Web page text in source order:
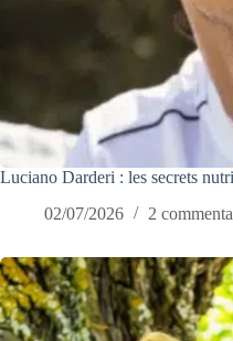
Luciano Darderi : les secrets
02/07/2026
2